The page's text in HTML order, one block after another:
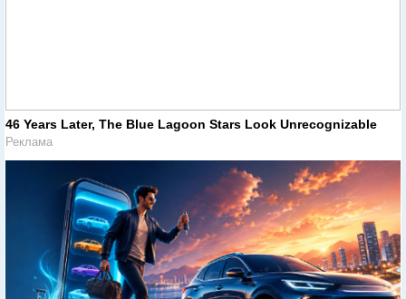
46 Years Later, The Blue Lagoon Stars Look Unrecognizable
Реклама